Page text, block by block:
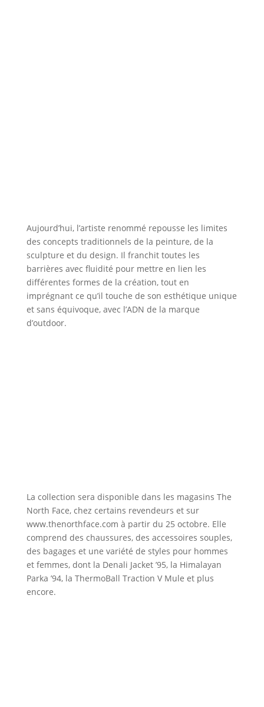
Aujourd’hui, l’artiste renommé repousse les limites
des concepts traditionnels de la peinture, de la
sculpture et du design. Il franchit toutes les
barrières avec fluidité pour mettre en lien les
différentes formes de la création, tout en
imprégnant ce qu’il touche de son esthétique unique
et sans équivoque, avec l’ADN de la marque
d’outdoor.
La collection sera disponible dans les magasins The
North Face, chez certains revendeurs et sur
www.thenorthface.com à partir du 25 octobre. Elle
comprend des chaussures, des accessoires souples,
des bagages et une variété de styles pour hommes
et femmes, dont la Denali Jacket ’95, la Himalayan
Parka ’94, la ThermoBall Traction V Mule et plus
encore.